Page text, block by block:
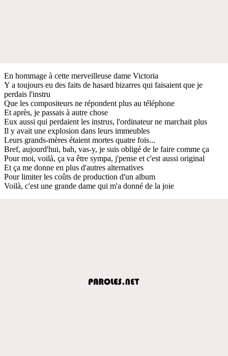
En hommage à cette merveilleuse dame Victoria
Y a toujours eu des faits de hasard bizarres qui faisaient que je
perdais l'instru
Que les compositeurs ne répondent plus au téléphone
Et après, je passais à autre chose
Eux aussi qui perdaient les instrus, l'ordinateur ne marchait plus
Il y avait une explosion dans leurs immeubles
Leurs grands-mères étaient mortes quatre fois...
Bref, aujourd'hui, bah, vas-y, je suis obligé de le faire comme ça
Pour moi, voilà, ça va être sympa, j'pense et c'est aussi original
Et ça me donne en plus d'autres alternatives
Pour limiter les coûts de production d'un album
Voilà, c'est une grande dame qui m'a donné de la joie